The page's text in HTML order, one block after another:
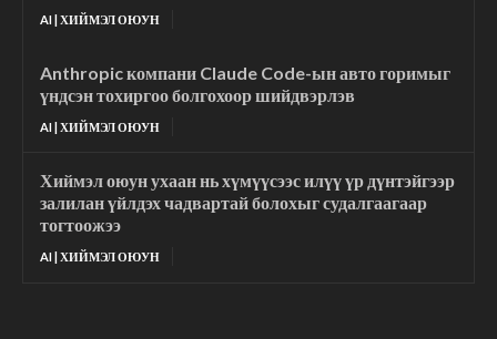
AI | ХИЙМЭЛ ОЮУН
Anthropic компани Claude Code-ын авто горимыг
үндсэн тохиргоо болгохоор шийдвэрлэв
AI | ХИЙМЭЛ ОЮУН
Хиймэл оюун ухаан нь хүмүүсээс илүү үр дүнтэйгээр
залилан үйлдэх чадвартай болохыг судалгаагаар
тогтоожээ
AI | ХИЙМЭЛ ОЮУН